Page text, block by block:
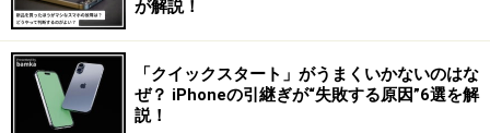
今までのロック画面は、届いている通知を確認して、カ
メラを起動するかライトを点灯させるくらいしかできる
ことがありませんでした。しかしiOS 16からは自分の好
きなデザイン、機能を追加できます。
が解説！
「クイックスタート」がうまくいかないのはな
ぜ？ iPhoneの引継ぎが“失敗する原因”6選を解
説！